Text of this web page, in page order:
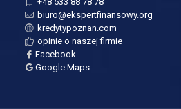
biuro@ekspertfinansowy.org
kredytypoznan.com
opinie o naszej firmie
Facebook
Google Maps